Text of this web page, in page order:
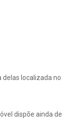
delas localizada no
dispõe ainda de